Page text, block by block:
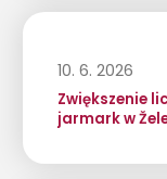
10. 6. 2026
Zwiększenie
jarmark w